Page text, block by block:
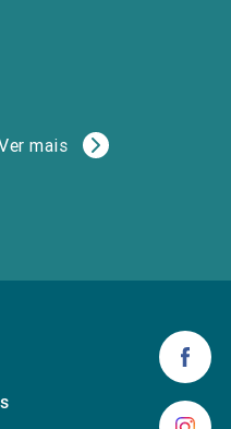
mais